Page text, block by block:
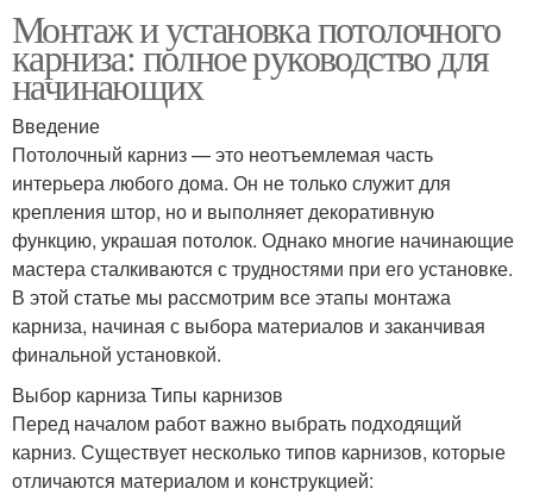
Монтаж и установка потолочного
карниза: полное руководство для
начинающих
Введение
Потолочный карниз — это неотъемлемая часть
интерьера любого дома. Он не только служит для
крепления штор, но и выполняет декоративную
функцию, украшая потолок. Однако многие начинающие
мастера сталкиваются с трудностями при его установке.
В этой статье мы рассмотрим все этапы монтажа
карниза, начиная с выбора материалов и заканчивая
финальной установкой.
Выбор карниза Типы карнизов
Перед началом работ важно выбрать подходящий
карниз. Существует несколько типов карнизов, которые
отличаются материалом и конструкцией: